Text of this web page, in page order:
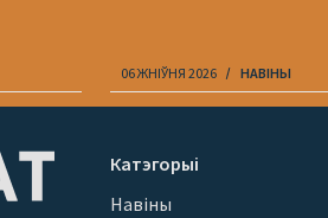
06 ЖНІЎНЯ 2026 НАВІНЫ
Катэгорыі
Навіны